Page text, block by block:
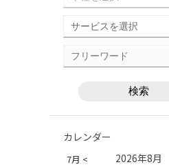
カレンダー
7月 < 2026年8月